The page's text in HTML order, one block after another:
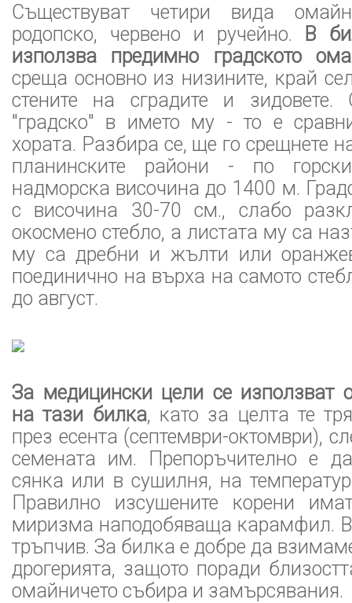
Съществуват четири вида
родопско, червено и ручейно.
В
използва предимно градското
среща основно из низините, край
стените на сградите и
"градско" в името му - то е
хората. Разбира се, ще го срещнете
планинските райони - по
надморска височина до 1400 м.
с височина 30-70 см., слабо
окосмено стебло, а листата му са
му са дребни и жълти или
поединично на върха на самото
до август.
За медицински цели се използват
на тази билка, като за целта те
през есента (септември-октомври),
семената им. Препоръчително е
сянка или в сушилня, на
Правилно изсушените корени
миризма наподобяваща карамфил.
тръпчив. За билка е добре да
дрогерията, защото поради
омайничето събира и замърсявания.